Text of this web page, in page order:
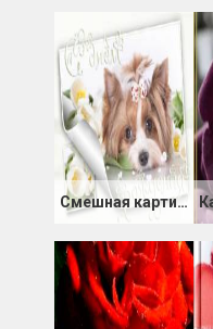
Смешная картинка с Днем Рождения